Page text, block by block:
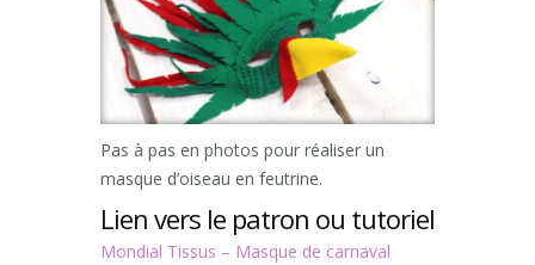
Pas à pas en photos pour réaliser un
masque d’oiseau en feutrine.
Lien vers le patron ou tutoriel
Mondial Tissus – Masque de carnaval